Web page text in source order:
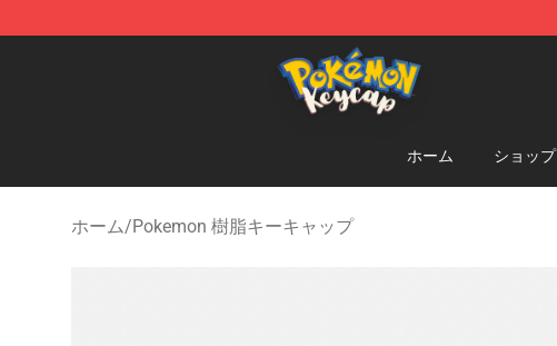
Pokemon Keycap Shop - The Best Store of Pokemon Keycaps
ホーム ショップ
ホーム/Pokemon 樹脂キーキャップ